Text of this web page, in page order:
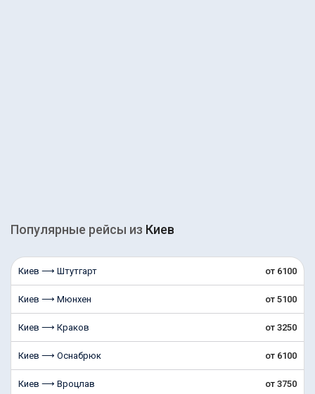
Популярные рейсы из Киев
Киев ⟶ Штутгарт от 6100
Киев ⟶ Мюнхен от 5100
Киев ⟶ Краков от 3250
Киев ⟶ Оснабрюк от 6100
Киев ⟶ Вроцлав от 3750